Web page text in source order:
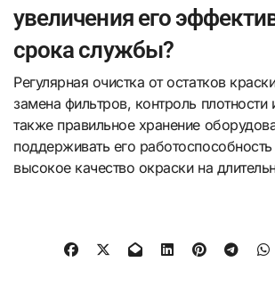
увеличения его
срока службы?
Регулярная очистка от остатков
замена фильтров, контроль плотности
также правильное хранение
поддерживать его
высокое качество окраски на